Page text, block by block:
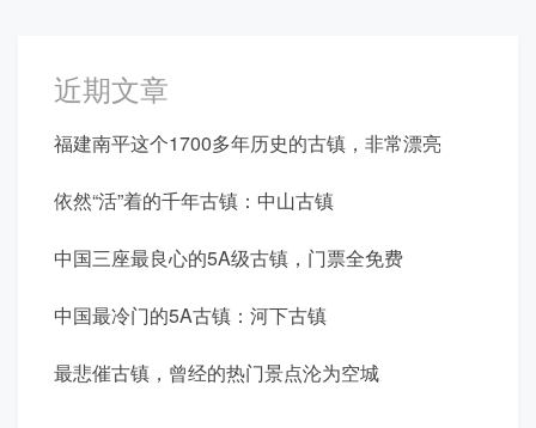
近期文章
福建南平这个1700多年历史的古镇，非常漂亮
依然“活”着的千年古镇：中山古镇
中国三座最良心的5A级古镇，门票全免费
中国最冷门的5A古镇：河下古镇
最悲催古镇，曾经的热门景点沦为空城